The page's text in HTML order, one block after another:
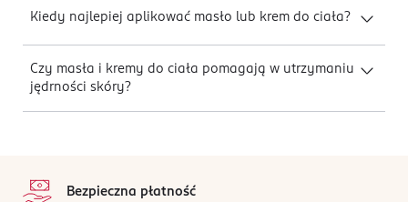
Kiedy najlepiej aplikować masło lub krem do ciała?
Czy masła i kremy do ciała pomagają w utrzymaniu
jędrności skóry?
Bezpieczna płatność